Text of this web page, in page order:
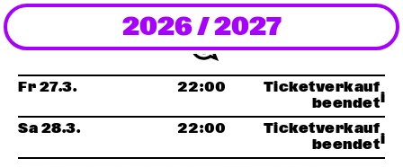
Newsletter
KaBar/ZischBar
Über uns
2026 / 2027
Fr 27.3. 22:00
Ticketverkauf
beendet
Sa 28.3.
22:00
Ticketverkauf
beendet